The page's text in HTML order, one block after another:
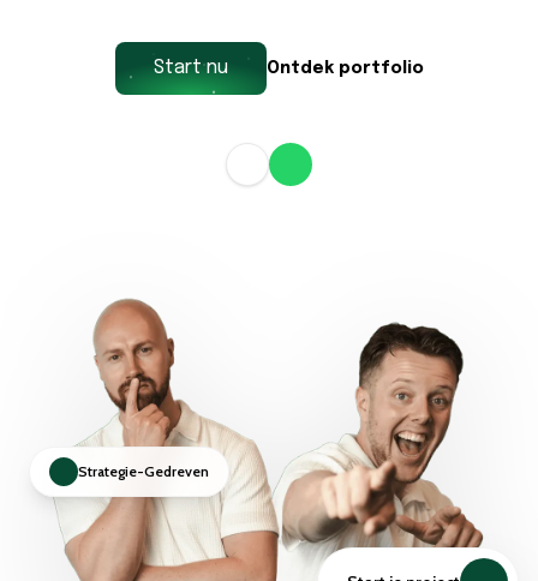
Start nu Ontdek portfolio
Strategie-Gedreven